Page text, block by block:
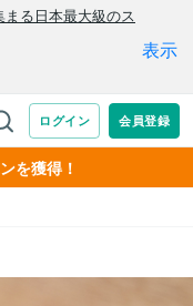
を獲得！